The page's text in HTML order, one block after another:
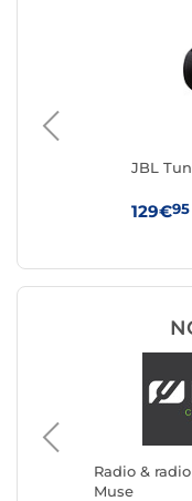
JBL
129€95
Radio &
Muse